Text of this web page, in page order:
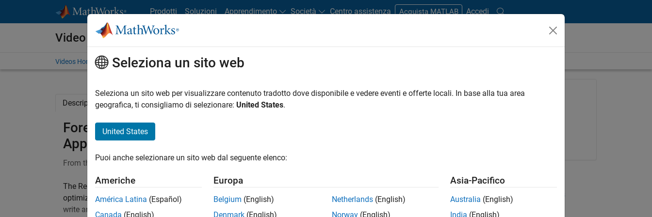
Prodotti Soluzioni Apprendimento Società Centro assistenza Acquista MATLAB Accedi
Video
Videos Home Search
Description Full Transcript Code and Resources
Forecast Electrical Load Using the Regression Learner
App
From the series:Machine Learning in Finance
The Regression Learner app lets you explore your data, select features, specify validation schemes,
optimize hyperparameters, and assess model performance to predict your data without needing to
write any code.
FEATURED PRODUCT
RELATED VIDEOS
View more related videos
Seleziona un sito web
Seleziona un sito web per visualizzare contenuto tradotto dove disponibile e vedere eventi e offerte locali. In base alla tua area
geografica, ti consigliamo di selezionare: United States.
United States
Puoi anche selezionare un sito web dal seguente elenco:
Americhe
América Latina (Español)
Canada (English)
Europa
Belgium (English)
Denmark (English)
Netherlands (English)
Norway (English)
Asia-Pacifico
Australia (English)
India (English)